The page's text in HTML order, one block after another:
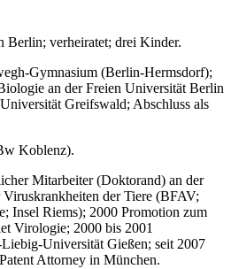
Berlin; verheiratet; drei Kinder.
Gymnasium (Berlin-Hermsdorf);
an der Freien Universität Berlin
Greifswald; Abschluss als
Koblenz).
Mitarbeiter (Doktorand) an der
der Tiere (BFAV;
Insel Riems); 2000 Promotion zum
Virologie; 2000 bis 2001
Universität Gießen; seit 2007
Attorney in München.